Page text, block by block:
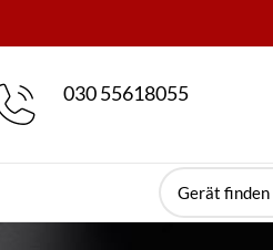
030 55618055